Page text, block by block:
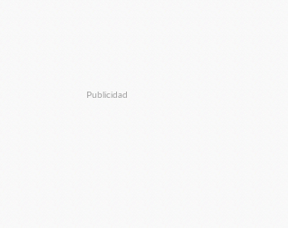
Publicidad